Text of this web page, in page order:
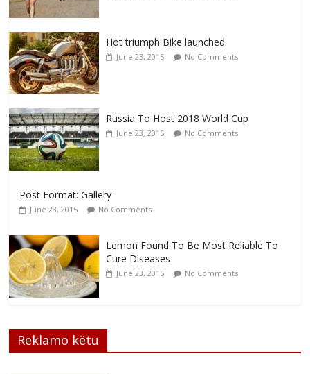
Hot triumph Bike launched
June 23, 2015 No Comments
Russia To Host 2018 World Cup
June 23, 2015 No Comments
Post Format: Gallery
June 23, 2015 No Comments
Lemon Found To Be Most Reliable To
Cure Diseases
June 23, 2015 No Comments
Reklamo këtu